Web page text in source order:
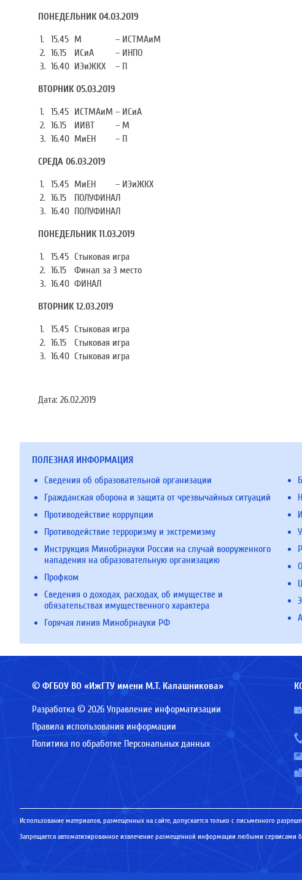
ПОНЕДЕЛЬНИК 04.03.2019
1. 15.45 М – ИСТМАиМ
2. 16.15 ИСиА – ИНПО
3. 16.40 ИЭиЖКХ – П
ВТОРНИК 05.03.2019
1. 15.45 ИСТМАиМ – ИСиА
2. 16.15 ИИВТ – М
3. 16.40 МиЕН – П
СРЕДА 06.03.2019
1. 15.45 МиЕН – ИЭиЖКХ
2. 16.15
ПОЛУФИНАЛ
3. 16.40 ПОЛУФИНАЛ
ПОНЕДЕЛЬНИК 11.03.2019
1. 15.45 Стыковая игра
2. 16.15
Финал за 3 место
3. 16.40 ФИНАЛ
ВТОРНИК 12.03.2019
1. 15.45 Стыковая игра
2. 16.15
Стыковая игра
3. 16.40 Стыковая игра
Дата: 26.02.2019
ПОЛЕЗНАЯ ИНФОРМАЦИЯ
Сведения об образовательной организации
Гражданская оборона и защита от чрезвычайных ситуаций
Противодействие коррупции
Противодействие терроризму и экстремизму
Инструкция Минобрнауки России на случай вооруженного
нападения на образовательную организацию
Профком
Сведения о доходах, расходах, об имуществе и
обязательствах имущественного характера
Горячая линия Минобрнауки РФ
© ФГБОУ ВО «ИжГТУ имени М.Т. Калашникова»
Разработка © 2026 Управление информатизации
Правила использования информации
Политика по обработке Персональных данных
Использование материалов, размещенных на сайте, допускается только с письменного
Запрещается автоматизированное извлечение размещенной информации любыми сервисами